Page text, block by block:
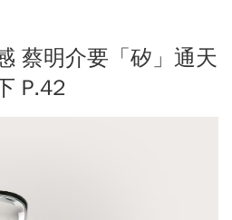
蔡明介要「矽」通天
P.42